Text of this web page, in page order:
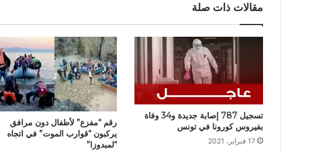
مقالات ذات صلة
تسجيل 787 إصابة جديدة و34 وفاة
بفيروس كورونا في تونس
17 فبراير، 2021
رقم “مفزع” لأطفال دون مرافق
يركبون “قوارب الموت” في اتجاه
“لمبدوزا”